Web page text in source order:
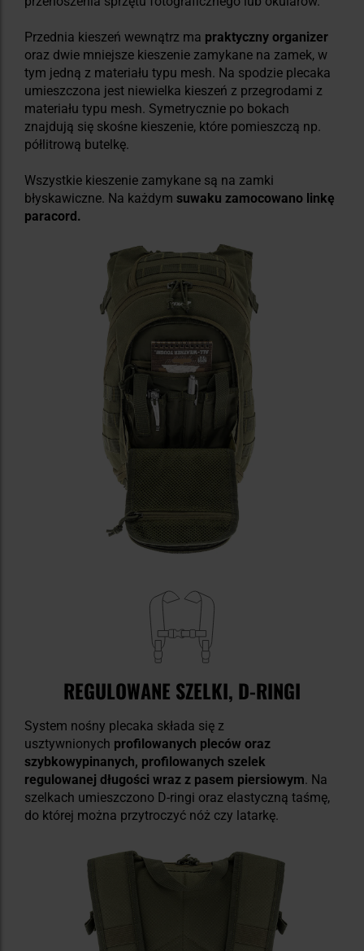
Przednia kieszeń wewnątrz ma praktyczny organizer
oraz dwie mniejsze kieszenie zamykane na zamek, w
tym jedną z materiału typu mesh. Na spodzie plecaka
umieszczona jest niewielka kieszeń z przegrodami z
materiału typu mesh. Symetrycznie po bokach
znajdują się skośne kieszenie, które pomieszczą np.
półlitrową butelkę.
Wszystkie kieszenie zamykane są na zamki
błyskawiczne. Na każdym suwaku zamocowano linkę
paracord.
REGULOWANE SZELKI, D-RINGI
System nośny plecaka składa się z
usztywnionych profilowanych pleców oraz
szybkowypinanych, profilowanych szelek
regulowanej długości wraz z pasem piersiowym. Na
szelkach umieszczono D-ringi oraz elastyczną taśmę,
do której można przytroczyć nóż czy latarkę.